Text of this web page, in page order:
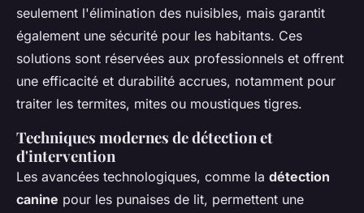
seulement l'élimination des nuisibles, mais garantit
également une sécurité pour les habitants. Ces
solutions sont réservées aux professionnels et offrent
une efficacité et durabilité accrues, notamment pour
traiter les termites, mites ou moustiques tigres.
Techniques modernes de détection et
d'intervention
Les avancées technologiques, comme la détection
canine pour les punaises de lit, permettent une